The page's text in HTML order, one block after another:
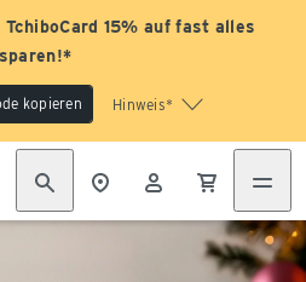
15% auf fast alles
sparen!*
kopieren Hinweis*